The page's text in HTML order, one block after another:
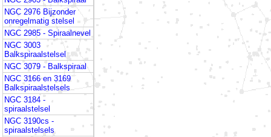
NGC 2976 Bijzonder
onregelmatig stelsel
NGC 2985 - Spiraalnevel
NGC 3003
Balkspiraalstelsel
NGC 3079 - Balkspiraal
NGC 3166 en 3169
Balkspiraalstelsels
NGC 3184 -
spiraalstelsel
NGC 3190cs -
spiraalstelsels